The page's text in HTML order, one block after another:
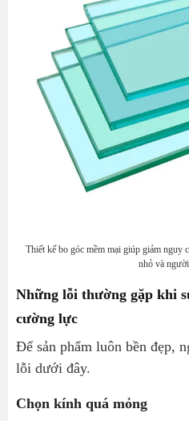
Thiết kế bo góc mềm mại giúp giảm nguy
nhỏ và
Những lỗi thường gặp khi sử dụng kính mặt bàn ăn
cường lực
Để sản phẩm luôn bền đẹp,
lỗi dưới đây.
Chọn kính quá mỏng